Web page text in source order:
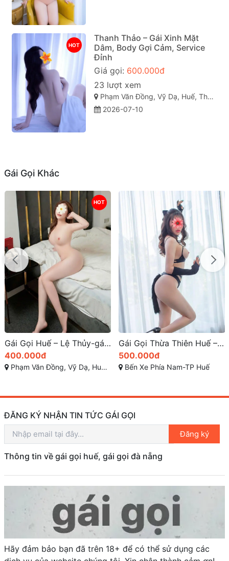
HOT
Thanh Thảo – Gái Xinh Mặt
Dâm, Body Gợi Cảm, Service
Đỉnh
Giá gọi: 600.000đ
23 lượt xem
Phạm Văn Đồng, Vỹ Dạ, Huế, Thừa Thiên Huế
2026-07-10
Gái Gọi Khác
Gái Gọi Thừa Thiên Huế – Thảo Vy Ngọt Ngào Tình Cảm
500.000đ
Bến Xe Phía Nam-TP Huế
Gái Gọi TP Huế – Thùy Dương: Em Gái Xinh Xắn, Làm Tình Điêu Luyện
400.000đ
Phạm Văn Đồng, Vỹ Dạ, Huế, Thừa Thiên Huế
ĐĂNG KÝ NHẬN TIN TỨC GÁI GỌI
Đăng ký
Thông tin về gái gọi huế, gái gọi đà nẵng
Hãy đảm bảo bạn đã trên 18+ để có thể sử dụng các